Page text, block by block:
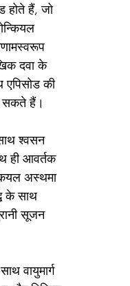
होते हैं, जो
दवा के
की
सकते हैं।
श्वसन
ही आवर्तक
अस्थमा
के साथ
सूजन
वायुमार्ग